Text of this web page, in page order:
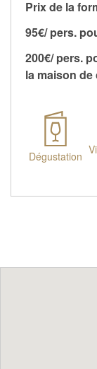
Prix de la
95€/ pers.
200€/ pers.
la maison
Dégustation